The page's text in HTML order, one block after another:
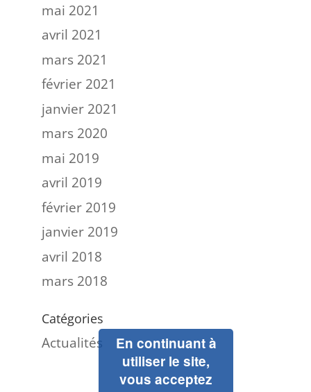
mai 2021
avril 2021
mars 2021
février 2021
janvier 2021
mars 2020
mai 2019
avril 2019
février 2019
janvier 2019
avril 2018
mars 2018
Catégories
Actualités
En continuant à
utiliser le site,
vous acceptez